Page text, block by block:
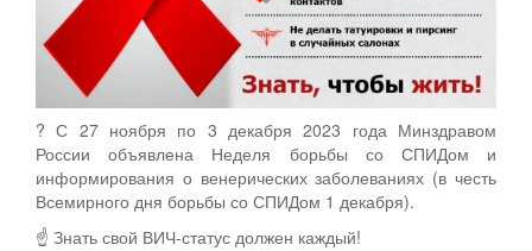
? С 27 ноября по 3 декабря 2023 года Минздравом
России объявлена Неделя борьбы со СПИДом и
информирования о венерических заболеваниях (в честь
Всемирного дня борьбы со СПИДом 1 декабря).
☝ Знать свой ВИЧ-статус должен каждый!